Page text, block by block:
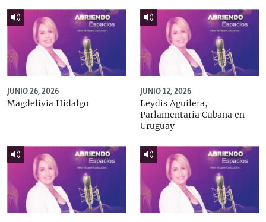
JUNIO 26, 2026
Magdelivia Hidalgo
JUNIO 12, 2026
Leydis Aguilera,
Parlamentaria Cubana en
Uruguay